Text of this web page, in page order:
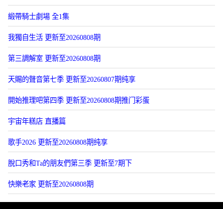
緞帶騎士劇場 全1集
我獨自生活 更新至20260808期
第三調解室 更新至20260808期
天賜的聲音第七季 更新至20260807期纯享
開始推理吧第四季 更新至20260808期推门彩蛋
宇宙年糕店 直播篇
歌手2026 更新至20260808期纯享
脫口秀和Ta的朋友們第三季 更新至7期下
快樂老家 更新至20260808期